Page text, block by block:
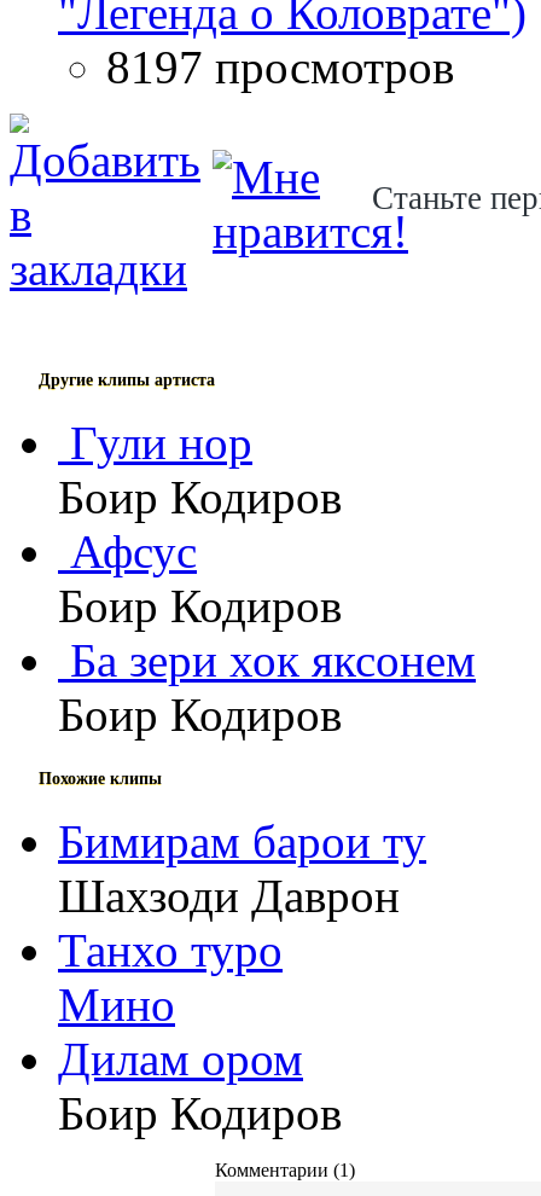
"Легенда о Коловрате")
8197 просмотров
Станьте
Другие клипы артиста
Гули нор
Боир Кодиров
Афсус
Боир Кодиров
Ба зери хок яксонем
Боир Кодиров
Похожие клипы
Бимирам барои ту
Шахзоди Даврон
Танхо туро
Мино
Дилам ором
Боир Кодиров
Комментарии (1)